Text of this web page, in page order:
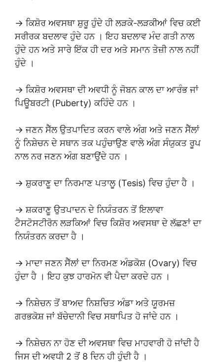
→ ਕਿਸ਼ੋਰ ਅਵਸਥਾ ਸ਼ੁਰੂ ਹੁੰਦੇ ਹੀ ਲੜਕੇ-ਲੜਕੀਆਂ ਵਿਚ ਕਈ
ਸਰੀਰਕ ਬਦਲਾਵ ਹੁੰਦੇ ਹਨ । ਇਹ ਬਦਲਾਵ ਮੰਦ ਗਤੀ ਨਾਲ
ਹੁੰਦੇ ਹਨ ਅਤੇ ਸਾਰੇ ਇੱਕ ਹੀ ਦਰ ਅਤੇ ਸਮਾਨ ਤੇਜ਼ੀ ਨਾਲ ਨਹੀਂ
ਹੁੰਦੇ ।
→ ਕਿਸ਼ੋਰ ਅਵਸਥਾ ਦੀ ਅਵਧੀ ਨੂੰ ਜੋਬਨ ਕਾਲ ਦਾ ਆਰੰਭ ਜਾਂ
ਪਿਊਬਰਟੀ (Puberty) ਕਹਿੰਦੇ ਹਨ ।
→ ਜਣਨ ਸੈੱਲ ਉਤਪਾਦਿਤ ਕਰਨ ਵਾਲੇ ਅੰਗ ਅਤੇ ਜਣਨ ਸੈੱਲਾਂ
ਨੂੰ ਨਿਸ਼ੇਚਨ ਦੇ ਸਥਾਨ ਤਕ ਪਹੁੰਚਾਉਣ ਵਾਲੇ ਅੰਗ ਸੰਯੁਕਤ ਰੂਪ
ਨਾਲ ਨਰ ਜਣਨ ਅੰਗ ਬਣਾਉਂਦੇ ਹਨ ।
→ ਸ਼ੁਕਰਾਣੂ ਦਾ ਨਿਰਮਾਣ ਪਤਾਲੂ (Tesis) ਵਿਚ ਹੁੰਦਾ ਹੈ ।
→ ਸ਼ਕਰਾਣੂ ਉਤਪਾਦਨ ਦੇ ਨਿਯੰਤਰਨ ਤੋਂ ਇਲਾਵਾ
ਟੈਸਟੋਸਟੀਰੋਨ ਲੜਕਿਆਂ ਵਿਚ ਕਿਸ਼ੋਰ ਅਵਸਥਾ ਦੇ ਲੱਛਣਾਂ ਦਾ
ਨਿਯੰਤਰਨ ਕਰਦਾ ਹੈ ।
→ ਮਾਦਾ ਜਣਨ ਸੈੱਲਾਂ ਦਾ ਨਿਰਮਣ ਅੰਡਕੋਸ਼ (Ovary) ਵਿਚ
ਹੁੰਦਾ ਹੈ । ਇਹ ਕੁਝ ਹਾਰਮੋਨ ਵੀ ਪੈਦਾ ਕਰਦੇ ਹਨ ।
→ ਨਿਸ਼ੇਚਨ ਤੋਂ ਬਾਅਦ ਨਿਸ਼ਚਿਤ ਅੰਡਾ ਅਤੇ ਯੂਰਮਜ਼
ਗਰਭਕੋਸ਼ ਜਾਂ ਬੱਚੇਦਾਨੀ ਵਿਚ ਸਥਾਪਿਤ ਹੋ ਜਾਂਦੇ ਹਨ ।
→ ਨਿਸ਼ੇਚਨ ਨਾ ਹੋਣ ਦੀ ਅਵਸਥਾ ਵਿਚ ਮਾਹਵਾਰੀ ਹੋ ਜਾਂਦੀ ਹੈ
ਜਿਸ ਦੀ ਅਵਧੀ 2 ਤੋਂ 8 ਦਿਨ ਹੀ ਹੁੰਦੀ ਹੈ ।